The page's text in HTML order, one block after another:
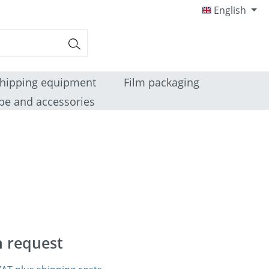
English
equipment
Film packaging
and accessories
request